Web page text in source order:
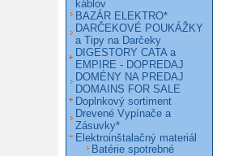
káblov
BAZÁR ELEKTRO*
DARČEKOVÉ POUKÁŽKY
a Tipy na Darčeky
DIGESTORY CATA a
EMPIRE - DOPREDAJ
DOMÉNY NA PREDAJ
DOMAINS FOR SALE
Doplnkový sortiment
Drevené Vypínače a
Zásuvky*
Elektroinštalačný materiál
Batérie spotrebné